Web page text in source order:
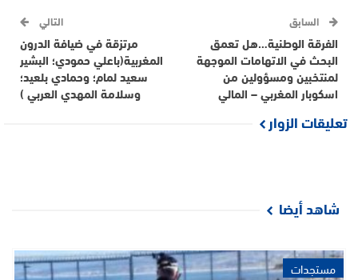
السابق
الفرقة الوطنية…هل تعمق
البحث في الاتهامات الموجهة
لمنتخبين ومسؤولين من
اسكوبار المغربي – المالي
التالي
مرتزقة في ضيافة الدرون
المغربية(باعلي حمودي؛ البشير
سعيد لمام؛ وحمادي بلعيد؛
وسلامة المهدي العربي )
تعليقات الزوار
شاهد أيضا
مستجدات